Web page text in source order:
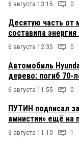
6 августа 13:15 0
Десятую часть от
составила
6 августа 12:35 0
Автомобиль
дерево: погиб 70-
6 августа 11:55 0
ПУТИН подписал
амнистии» ещё на
6 августа 11:10 1